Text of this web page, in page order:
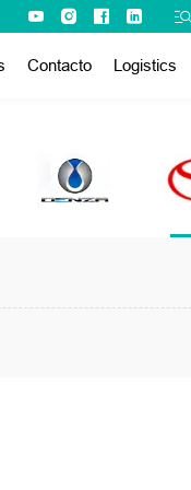
Contacto Logistics